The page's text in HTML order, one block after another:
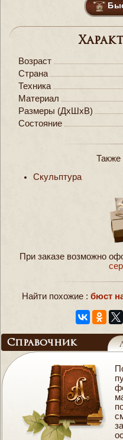
Возраст
Страна
Техника
Материал
Размеры (ДxШxВ)
Состояние
Также
Скульптура
При заказе возможно
Найти похожие : бюст
Справочник